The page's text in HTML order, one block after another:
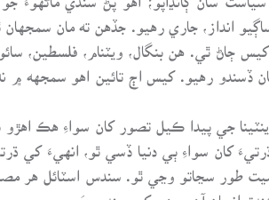
انداز، جاري رهيو. جڏهن ته مان
ڄاڻ ٿي. هن بنگال، ويٽنام، فلسطين،
ڏسندو رهيو. کيس اڄ تائين اهو سمجهه
جي پيدا ڪيل تصور کان سواءِ هڪ
ڌرتيءَ کان سواءِ ٻي دنيا ڏسي ٿو، انهيءَ
سڃاتو وڃي ٿو. سندس اسٽائل هر
ڪندڙ انسان آهي. هن کي سندس مَن ۾،